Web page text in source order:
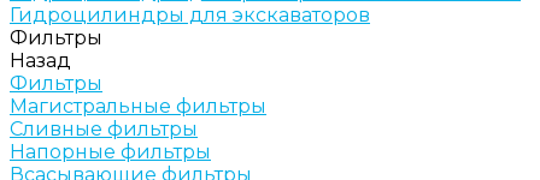
Гидроцилиндры для экскаваторов
Фильтры
Назад
Фильтры
Магистральные фильтры
Сливные фильтры
Напорные фильтры
Всасывающие фильтры